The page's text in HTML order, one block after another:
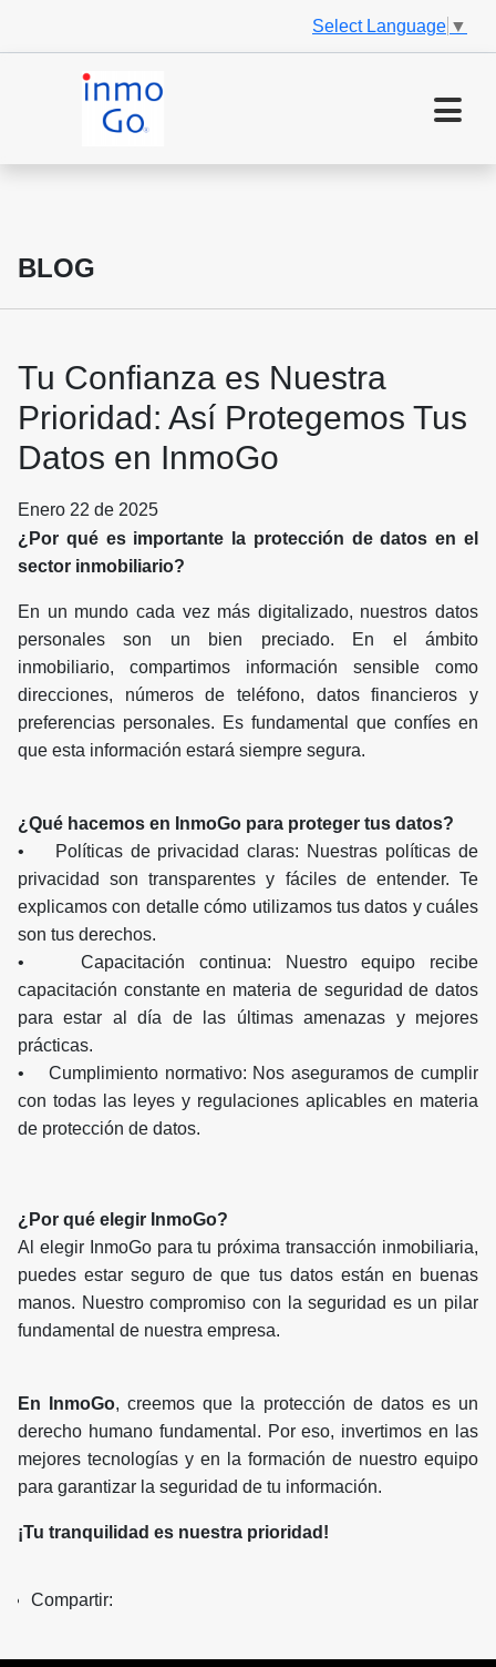
Select Language ▼
BLOG
Tu Confianza es Nuestra
Prioridad: Así Protegemos Tus
Datos en InmoGo
Enero 22 de 2025
¿Por qué es importante la protección de datos en el
sector inmobiliario?
En un mundo cada vez más digitalizado, nuestros datos
personales son un bien preciado. En el ámbito
inmobiliario, compartimos información sensible como
direcciones, números de teléfono, datos financieros y
preferencias personales. Es fundamental que confíes en
que esta información estará siempre segura.
¿Qué hacemos en InmoGo para proteger tus datos?
• Políticas de privacidad claras: Nuestras políticas de
privacidad son transparentes y fáciles de entender. Te
explicamos con detalle cómo utilizamos tus datos y cuáles
son tus derechos.
• Capacitación continua: Nuestro equipo recibe
capacitación constante en materia de seguridad de datos
para estar al día de las últimas amenazas y mejores
prácticas.
• Cumplimiento normativo: Nos aseguramos de cumplir
con todas las leyes y regulaciones aplicables en materia
de protección de datos.
¿Por qué elegir InmoGo?
Al elegir InmoGo para tu próxima transacción inmobiliaria,
puedes estar seguro de que tus datos están en buenas
manos. Nuestro compromiso con la seguridad es un pilar
fundamental de nuestra empresa.
En InmoGo, creemos que la protección de datos es un
derecho humano fundamental. Por eso, invertimos en las
mejores tecnologías y en la formación de nuestro equipo
para garantizar la seguridad de tu información.
¡Tu tranquilidad es nuestra prioridad!
Compartir: